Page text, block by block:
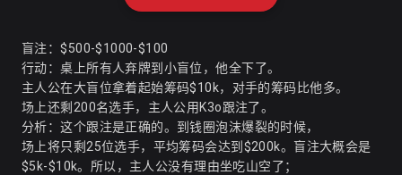
盲注：$500-$1000-$100
行动：桌上所有人弃牌到小盲位，他全下了。
主人公在大盲位拿着起始筹码$10k，对手的筹码比他多。
场上还剩200名选手，主人公用K3o跟注了。
分析：这个跟注是正确的。到钱圈泡沫爆裂的时候，
场上将只剩25位选手，平均筹码会达到$200k。盲注大概会是
$5k-$10k。所以，主人公没有理由坐吃山空了；